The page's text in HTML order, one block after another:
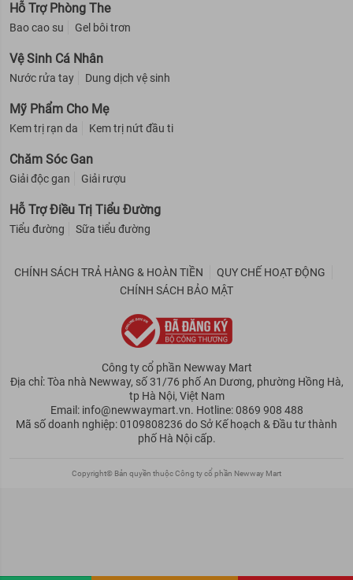
Hỗ Trợ Phòng The
Bao cao su Gel bôi trơn
Vệ Sinh Cá Nhân
Nước rửa tay Dung dịch vệ sinh
Mỹ Phẩm Cho Mẹ
Kem trị rạn da Kem trị nứt đầu ti
Chăm Sóc Gan
Giải độc gan Giải rượu
Hỗ Trợ Điều Trị Tiểu Đường
Tiểu đường Sữa tiểu đường
CHÍNH SÁCH TRẢ HÀNG & HOÀN TIỀN
QUY CHẾ HOẠT ĐỘNG
CHÍNH SÁCH BẢO MẬT
Công ty cổ phần Newway Mart
Địa chỉ: Tòa nhà Newway, số 31/76 phố An Dương, phường Hồng Hà,
tp Hà Nội, Việt Nam
Email: info@newwaymart.vn. Hotline: 0869 908 488
Mã số doanh nghiệp: 0109808236 do Sở Kế hoạch & Đầu tư thành
phố Hà Nội cấp.
Copyright© Bản quyền thuộc Công ty cổ phần Newway Mart